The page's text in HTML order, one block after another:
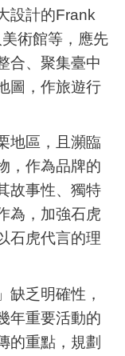
設計的Frank
術館等，應先
合、聚集臺中
圖，作旅遊行
地區，且瀕臨
，作為品牌的
故事性、獨特
為，加強石虎
石虎代言的理
缺乏明確性，
年重要活動的
的重點，規劃